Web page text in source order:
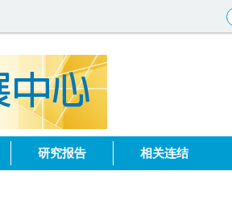
研究报告 相关连结